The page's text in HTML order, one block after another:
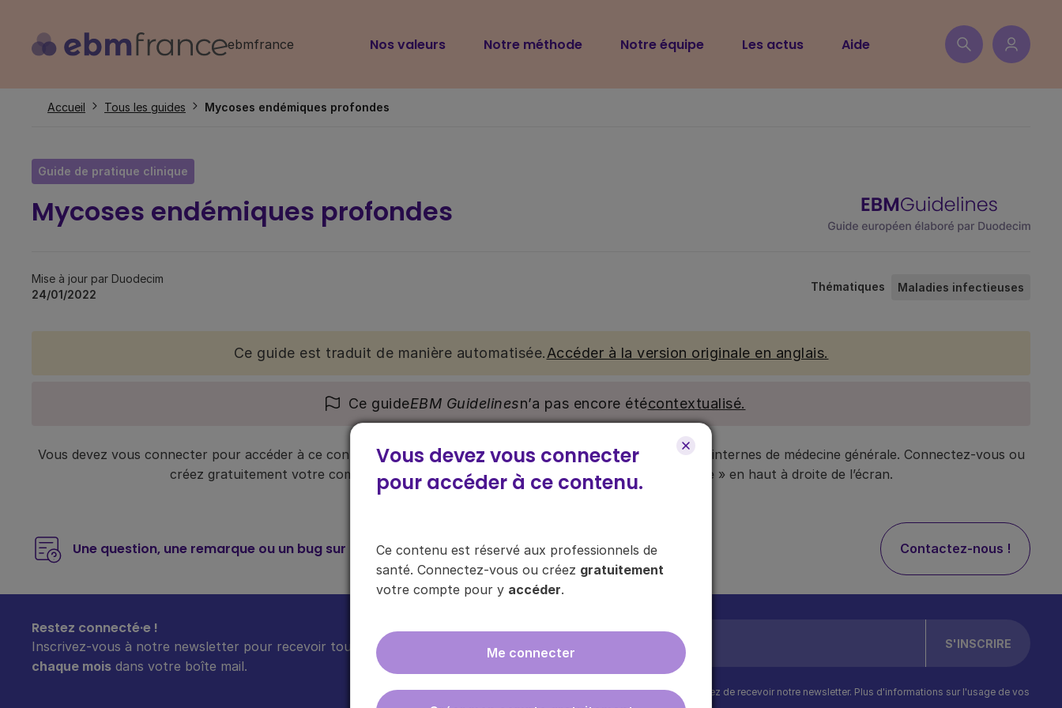
contenu
ebmfrance
Navigation
Nos valeurs Notre méthode Notre équipe Les actus Aide
Vous devez vous connecter
pour accéder à ce contenu.
Ce contenu est réservé aux professionnels de
santé. Connectez-vous ou créez gratuitement
votre compte pour y accéder.
Me connecter
Fil
Accueil Tous les guides Mycoses endémiques profondes
Guide de pratique clinique
Mycoses endémiques profondes
Mise à jour par Duodecim
24/01/2022
Thématiques Maladies infectieuses
Ce guide est traduit de manière automatisée.Accéder à la version originale en anglais.
Ce guideEBM Guidelinesn’a pas encore étécontextualisé.
Vous devez vous connecter pour accéder à ce contenu. Ce contenu est réservé aux médecins généralistes et internes de médecine générale. Connectez-vous ou
créez gratuitement votre compte pour y accéder, via le bouton « Se connecter/s’inscrire » en haut à droite de l’écran.
Une question, une remarque ou un bug sur ce contenu ? Contactez-nous !
Restez connecté·e !
Inscrivez-vous à notre newsletter pour recevoir toutes les infos sur nos guides
chaque mois dans votre boîte mail.
En cliquant sur "s'inscrire", vous acceptez de recevoir notre newsletter. Plus d'informations sur l'usage de vos
donnéesici .